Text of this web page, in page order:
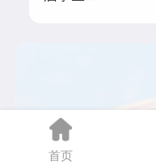
首页